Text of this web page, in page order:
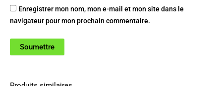
Enregistrer mon nom, mon e-mail et mon site dans le
navigateur pour mon prochain commentaire.